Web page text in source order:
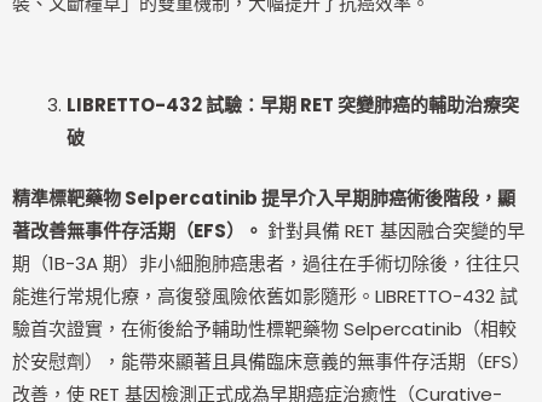
LIBRETTO-432試驗：早期 RET 突變肺癌的輔助治療突
破
精準標靶藥物 Selpercatinib 提早介入早期肺癌術後階段，顯
著改善無事件存活期（EFS）。 針對具備 RET 基因融合突變的早
期（1B-3A 期）非小細胞肺癌患者，過往在手術切除後，往往只
能進行常規化療，高復發風險依舊如影隨形。LIBRETTO-432 試
驗首次證實，在術後給予輔助性標靶藥物 Selpercatinib（相較
於安慰劑），能帶來顯著且具備臨床意義的無事件存活期（EFS）
改善，使 RET 基因檢測正式成為早期癌症治癒性（Curative-